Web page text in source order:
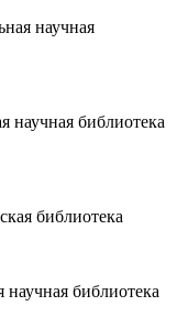
научная
научная библиотека
библиотека
научная библиотека